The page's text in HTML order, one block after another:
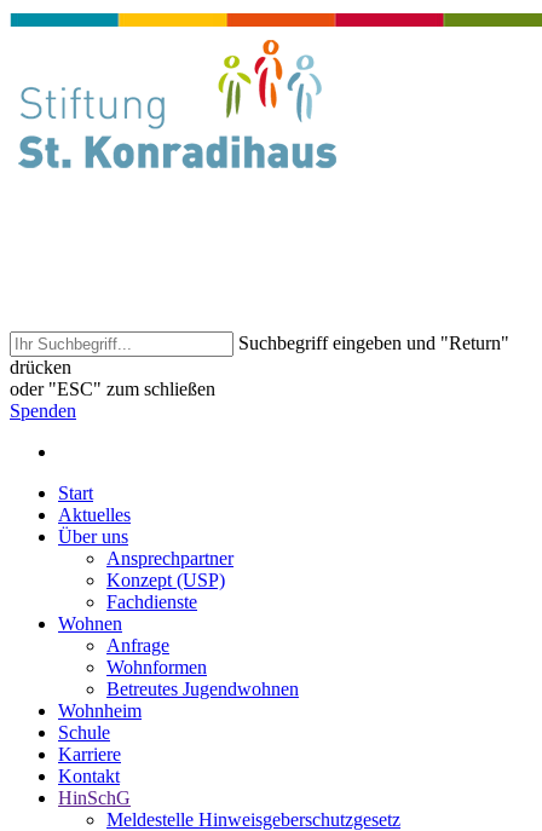
Suchbegriff eingeben und "Return"
drücken
oder "ESC" zum schließen
Spenden
Start
Aktuelles
Über uns
Ansprechpartner
Konzept (USP)
Fachdienste
Wohnen
Anfrage
Wohnformen
Betreutes Jugendwohnen
Wohnheim
Schule
Karriere
Kontakt
HinSchG
Meldestelle Hinweisgeberschutzgesetz